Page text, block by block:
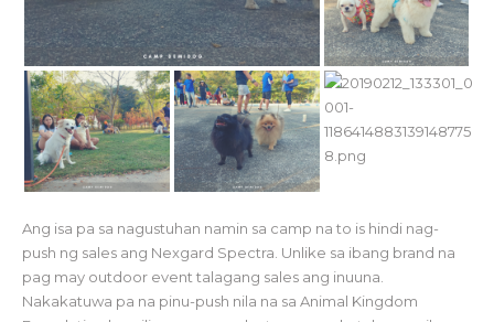
Ang isa pa sa nagustuhan namin sa camp na to is hindi nag-
push ng sales ang Nexgard Spectra. Unlike sa ibang brand na
pag may outdoor event talagang sales ang inuuna.
Nakakatuwa pa na pinu-push nila na sa Animal Kingdom